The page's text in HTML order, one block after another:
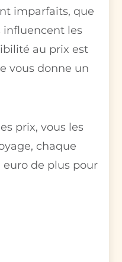
imparfaits, que
influencent les
au prix est
vous donne un
prix, vous les
chaque
de plus pour